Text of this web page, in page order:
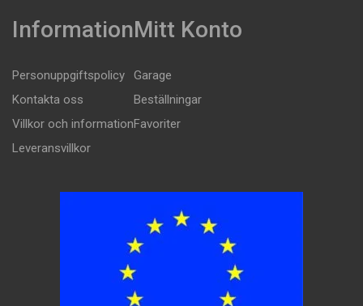
Information
Personuppgiftspolicy
Kontakta oss
Villkor och information
Leveransvillkor
Mitt Konto
Garage
Beställningar
Favoriter